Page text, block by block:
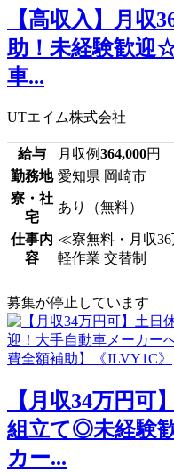
【高収入】月収
助！未経験歓迎
車...
UTエイム株式会社
給与 月収例364,000円
勤務地 愛知県 岡崎市
寮・社
宅
あり（無料）
仕事内
容
≪寮無料・月収
軽作業 交替制
募集が停止しています
【月収34万円可
組立て◎未経験
カー...